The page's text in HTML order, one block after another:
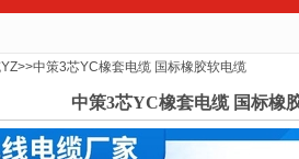
>>中策3芯YC橡套电缆 国标橡胶软电缆
中策3芯YC橡套电缆 国标橡